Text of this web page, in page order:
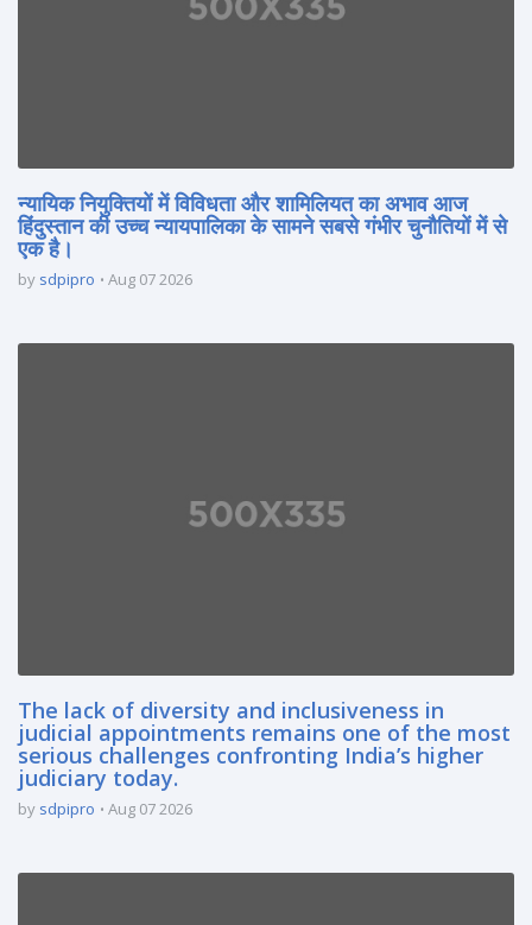
न्यायिक नियुक्तियों में विविधता और शामिलियत का अभाव आज
हिंदुस्तान की उच्च न्यायपालिका के सामने सबसे गंभीर चुनौतियों में से
एक है।
by sdpipro Aug 07 2026
The lack of diversity and inclusiveness in
judicial appointments remains one of the most
serious challenges confronting India’s higher
judiciary today.
by sdpipro Aug 07 2026